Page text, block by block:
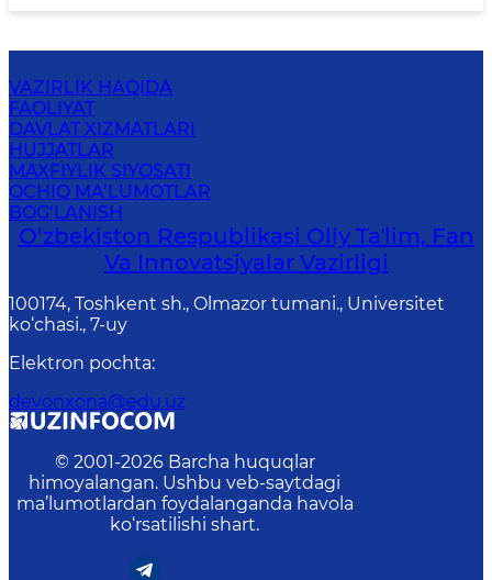
VAZIRLIK HAQIDA
FAOLIYAT
DAVLAT XIZMATLARI
HUJJATLAR
MAXFIYLIK SIYOSATI
OCHIQ MA’LUMOTLAR
BOG‘LANISH
O‘zbekiston Respublikasi Oliy Taʼlim, Fan
Va Innovatsiyalar Vazirligi
100174, Toshkent sh., Olmazor tumani., Universitet
ko‘chasi., 7-uy
Elektron pochta:
devonxona@edu.uz
© 2001-2026 Barcha huquqlar
himoyalangan. Ushbu veb-saytdagi
ma’lumotlardan foydalanganda havola
ko‘rsatilishi shart.